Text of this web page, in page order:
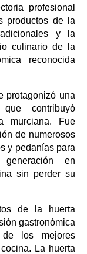
profesional
productos de la
y la
culinario de la
reconocida
protagonizó una
que contribuyó
murciana. Fue
de numerosos
y pedanías para
en
sin perder su
de la huerta
gastronómica
los mejores
La huerta